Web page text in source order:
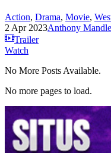
Action, Drama, Movie,
2 Apr 2023Anthony
Trailer
Watch
No More Posts Available.
No more pages to load.